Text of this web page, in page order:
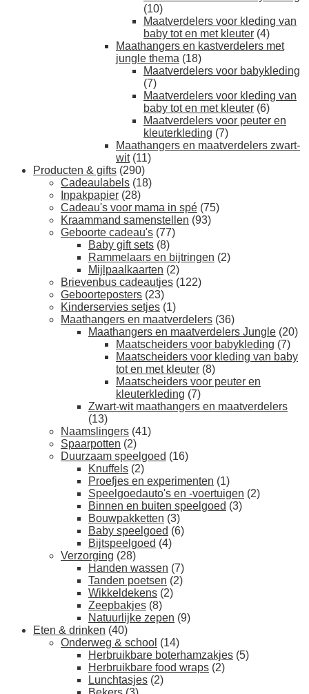
(10)
Maatverdelers voor kleding van
baby tot en met kleuter (4)
Maathangers en kastverdelers met
jungle thema (18)
Maatverdelers voor babykleding
(7)
Maatverdelers voor kleding van
baby tot en met kleuter (6)
Maatverdelers voor peuter en
kleuterkleding (7)
Maathangers en maatverdelers zwart-
wit (11)
Producten & gifts (290)
Cadeaulabels (18)
Inpakpapier (28)
Cadeau's voor mama in spé (75)
Kraammand samenstellen (93)
Geboorte cadeau's (77)
Baby gift sets (8)
Rammelaars en bijtringen (2)
Mijlpaalkaarten (2)
Brievenbus cadeautjes (122)
Geboorteposters (23)
Kinderservies setjes (1)
Maathangers en maatverdelers (36)
Maathangers en maatverdelers Jungle (20)
Maatscheiders voor babykleding (7)
Maatscheiders voor kleding van baby
tot en met kleuter (8)
Maatscheiders voor peuter en
kleuterkleding (7)
Zwart-wit maathangers en maatverdelers
(13)
Naamslingers (41)
Spaarpotten (2)
Duurzaam speelgoed (16)
Knuffels (2)
Proefjes en experimenten (1)
Speelgoedauto's en -voertuigen (2)
Binnen en buiten speelgoed (3)
Bouwpakketten (3)
Baby speelgoed (6)
Bijtspeelgoed (4)
Verzorging (28)
Handen wassen (7)
Tanden poetsen (2)
Wikkeldekens (2)
Zeepbakjes (8)
Natuurlijke zepen (9)
Eten & drinken (40)
Onderweg & school (14)
Herbruikbare boterhamzakjes (5)
Herbruikbare food wraps (2)
Lunchtasjes (2)